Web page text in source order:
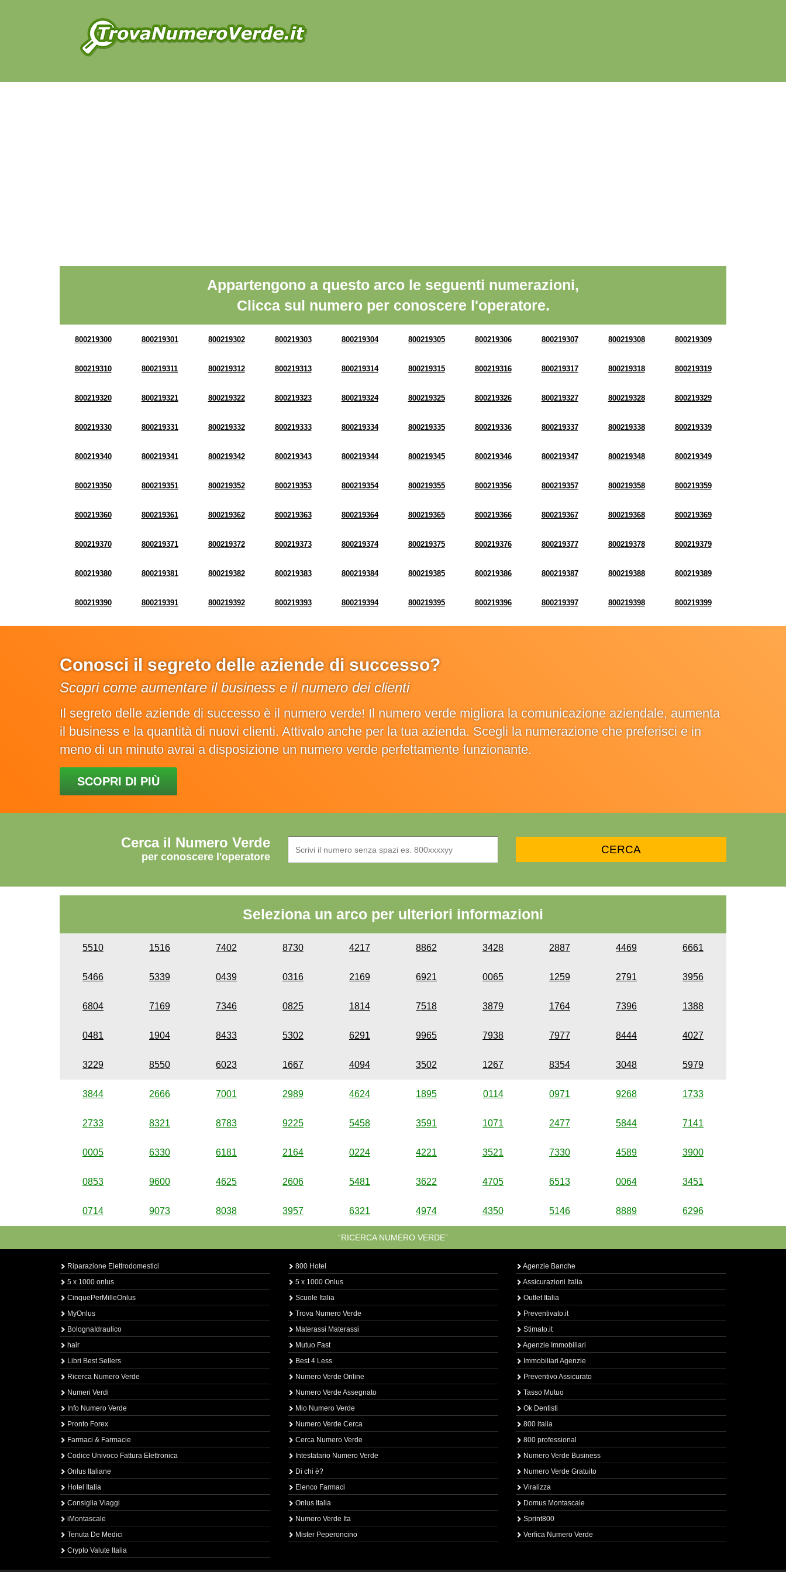
Appartengono a questo arco le seguenti numerazioni,
Clicca sul numero per conoscere l'operatore.
800219300 800219301 800219302 800219303 800219304 800219305 800219306 800219307 800219308 800219309
800219310 800219311 800219312 800219313 800219314 800219315 800219316 800219317 800219318 800219319
800219320 800219321 800219322 800219323 800219324 800219325 800219326 800219327 800219328 800219329
800219330 800219331 800219332 800219333 800219334 800219335 800219336 800219337 800219338 800219339
800219340 800219341 800219342 800219343 800219344 800219345 800219346 800219347 800219348 800219349
800219350 800219351 800219352 800219353 800219354 800219355 800219356 800219357 800219358 800219359
800219360 800219361 800219362 800219363 800219364 800219365 800219366 800219367 800219368 800219369
800219370 800219371 800219372 800219373 800219374 800219375 800219376 800219377 800219378 800219379
800219380 800219381 800219382 800219383 800219384 800219385 800219386 800219387 800219388 800219389
800219390 800219391 800219392 800219393 800219394 800219395 800219396 800219397 800219398 800219399
Conosci il segreto delle aziende di successo?
Scopri come aumentare il business e il numero dei clienti
Il segreto delle aziende di successo è il numero verde! Il numero verde migliora la comunicazione aziendale, aumenta
il business e la quantità di nuovi clienti. Attivalo anche per la tua azienda. Scegli la numerazione che preferisci e in
meno di un minuto avrai a disposizione un numero verde perfettamente funzionante.
SCOPRI DI PIÙ
Cerca il Numero Verde
per conoscere l'operatore
Seleziona un arco per ulteriori informazioni
5510 1516 7402 8730 4217 8862 3428 2887 4469 6661
5466 5339 0439 0316 2169 6921 0065 1259 2791 3956
6804 7169 7346 0825 1814 7518 3879 1764 7396 1388
0481 1904 8433 5302 6291 9965 7938 7977 8444 4027
3229 8550 6023 1667 4094 3502 1267 8354 3048 5979
3844 2666 7001 2989 4624 1895 0114 0971 9268 1733
2733 8321 8783 9225 5458 3591 1071 2477 5844 7141
0005 6330 6181 2164 0224 4221 3521 7330 4589 3900
0853 9600 4625 2606 5481 3622 4705 6513 0064 3451
0714 9073 8038 3957 6321 4974 4350 5146 8889 6296
“RICERCA NUMERO VERDE”
Riparazione Elettrodomestici
5 x 1000 onlus
CinquePerMilleOnlus
MyOnlus
BolognaIdraulico
hair
Libri Best Sellers
Ricerca Numero Verde
Numeri Verdi
Info Numero Verde
Pronto Forex
Farmaci & Farmacie
Codice Univoco Fattura Elettronica
Onlus Italiane
Hotel Italia
Consiglia Viaggi
iMontascale
Tenuta De Medici
Crypto Valute Italia
800 Hotel
5 x 1000 Onlus
Scuole Italia
Trova Numero Verde
Materassi Materassi
Mutuo Fast
Best 4 Less
Numero Verde Online
Numero Verde Assegnato
Mio Numero Verde
Numero Verde Cerca
Cerca Numero Verde
Intestatario Numero Verde
Di chi è?
Elenco Farmaci
Onlus Italia
Numero Verde Ita
Mister Peperoncino
Agenzie Banche
Assicurazioni Italia
Outlet Italia
Preventivato.it
Stimato.it
Agenzie Immobiliari
Immobiliari Agenzie
Preventivo Assicurato
Tasso Mutuo
Ok Dentisti
800 italia
800 professional
Numero Verde Business
Numero Verde Gratuito
Viralizza
Domus Montascale
Sprint800
Verfica Numero Verde